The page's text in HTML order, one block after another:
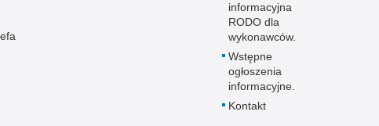
informacyjna
RODO dla
wykonawców.
Wstępne
ogłoszenia
informacyjne.
Kontakt